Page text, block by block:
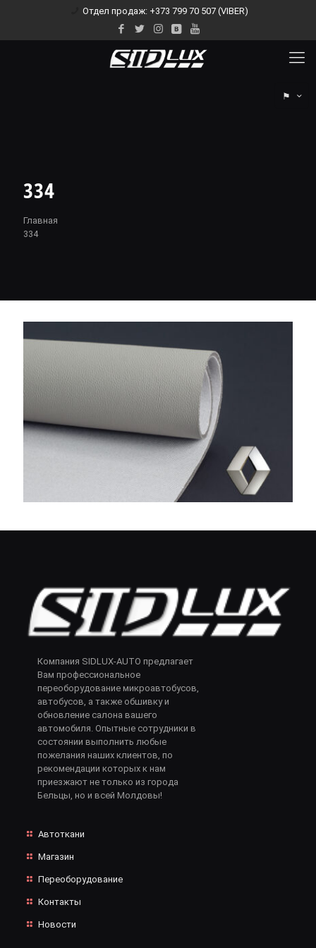
Отдел продаж: +373 799 70 507 (VIBER)
⚑
334
Главная
334
Компания SIDLUX-AUTO предлагает
Вам профессиональное
переоборудование микроавтобусов,
автобусов, а также обшивку и
обновление салона вашего
автомобиля. Опытные сотрудники в
состоянии выполнить любые
пожелания наших клиентов, по
рекомендации которых к нам
приезжают не только из города
Бельцы, но и всей Молдовы!
Автоткани
Магазин
Переоборудование
Контакты
Новости